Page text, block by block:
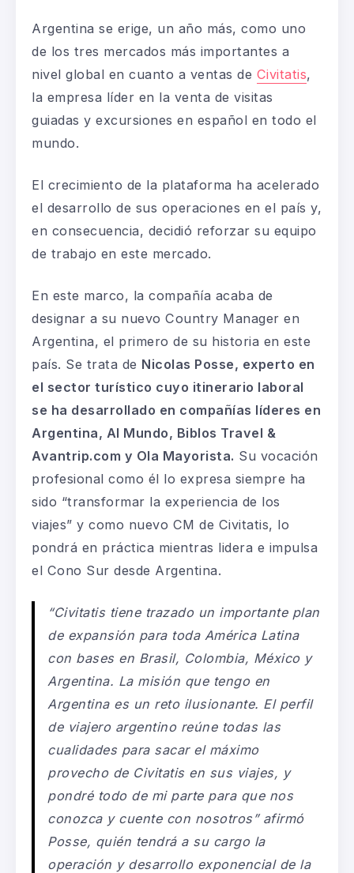
Argentina se erige, un año más, como uno
de los tres mercados más importantes a
nivel global en cuanto a ventas de Civitatis,
la empresa líder en la venta de visitas
guiadas y excursiones en español en todo el
mundo.
El crecimiento de la plataforma ha acelerado
el desarrollo de sus operaciones en el país y,
en consecuencia, decidió reforzar su equipo
de trabajo en este mercado.
En este marco, la compañía acaba de
designar a su nuevo Country Manager en
Argentina, el primero de su historia en este
país. Se trata de Nicolas Posse, experto en
el sector turístico cuyo itinerario laboral
se ha desarrollado en compañías líderes en
Argentina, Al Mundo, Biblos Travel &
Avantrip.com y Ola Mayorista. Su vocación
profesional como él lo expresa siempre ha
sido “transformar la experiencia de los
viajes” y como nuevo CM de Civitatis, lo
pondrá en práctica mientras lidera e impulsa
el Cono Sur desde Argentina.
“Civitatis tiene trazado un importante plan
de expansión para toda América Latina
con bases en Brasil, Colombia, México y
Argentina. La misión que tengo en
Argentina es un reto ilusionante. El perfil
de viajero argentino reúne todas las
cualidades para sacar el máximo
provecho de Civitatis en sus viajes, y
pondré todo de mi parte para que nos
conozca y cuente con nosotros ” afirmó
Posse, quién tendrá a su cargo la
operación y desarrollo exponencial de la